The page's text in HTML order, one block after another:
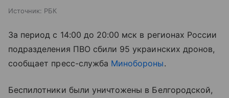
Источник: РБК
За период с 14:00 до 20:00 мск в регионах России
подразделения ПВО сбили 95 украинских дронов,
сообщает пресс-служба Минобороны.
Беспилотники были уничтожены в Белгородской,